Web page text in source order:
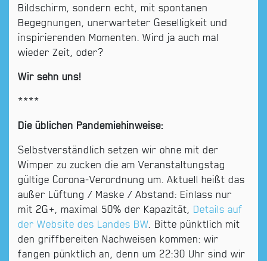
Bildschirm, sondern echt, mit spontanen
Begegnungen, unerwarteter Geselligkeit und
inspirierenden Momenten. Wird ja auch mal
wieder Zeit, oder?
Wir sehn uns!
****
Die üblichen Pandemiehinweise:
Selbstverständlich setzen wir ohne mit der
Wimper zu zucken die am Veranstaltungstag
gültige Corona-Verordnung um. Aktuell heißt das
außer Lüftung / Maske / Abstand: Einlass nur
mit 2G+, maximal 50% der Kapazität, Details auf
der Website des Landes BW. Bitte pünktlich mit
den griffbereiten Nachweisen kommen: wir
fangen pünktlich an, denn um 22:30 Uhr sind wir